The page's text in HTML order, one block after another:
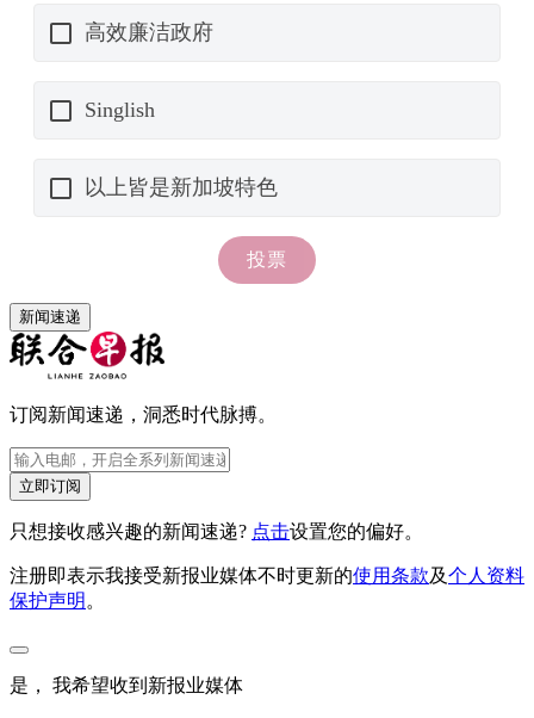
新闻速递
订阅新闻速递，洞悉时代脉搏。
立即订阅
只想接收感兴趣的新闻速递? 点击设置您的偏好。
注册即表示我接受新报业媒体不时更新的使用条款及个人资料
保护声明 。
是， 我希望收到新报业媒体